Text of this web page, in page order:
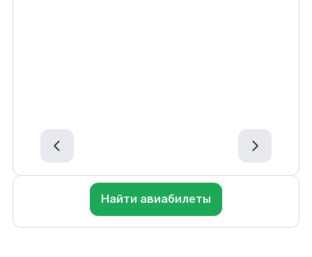
Найти авиабилеты